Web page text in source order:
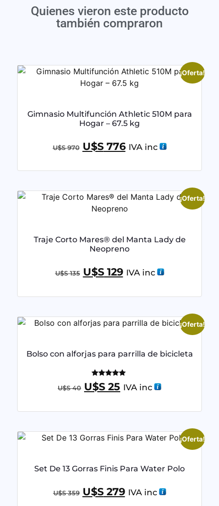
Quienes vieron este producto
también compraron
¡Oferta!
Gimnasio Multifunción Athletic 510M para
Hogar – 67.5 kg
U$S970 U$S776 IVA inc
¡Oferta!
Traje Corto Mares® del Manta Lady de
Neopreno
U$S135 U$S129 IVA inc
¡Oferta!
Bolso con alforjas para parrilla de bicicleta
Valorado
con
U$S40 U$S 25 IVA inc
¡Oferta!
Set De 13 Gorras Finis Para Water Polo
U$S359 U$S279 IVA inc